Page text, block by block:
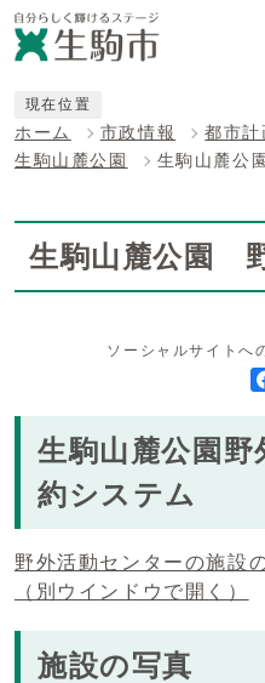
現在位置
ホーム 市政情報 都市計
生駒山麓公園
生駒山麓公
生駒山麓公園
ソーシャルサイトへ
生駒山麓公園
約システム
野外活動センターの施設
（別ウインドウで開く）
施設の写真